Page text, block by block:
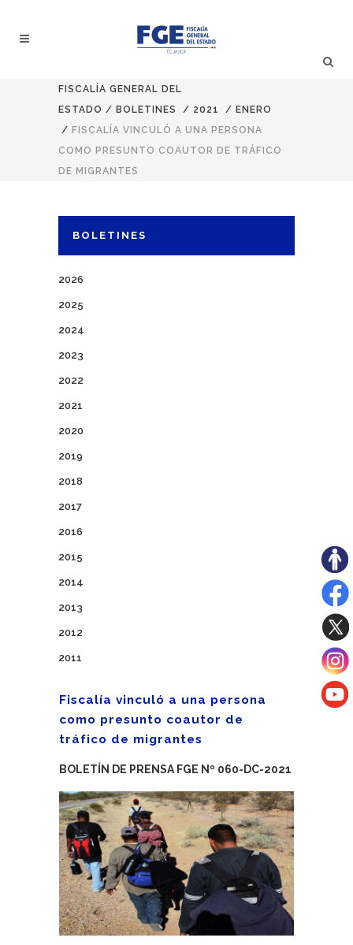
FISCALÍA GENERAL DEL
ESTADO / BOLETINES / 2021 / ENERO
/ FISCALÍA VINCULÓ A UNA PERSONA
COMO PRESUNTO COAUTOR DE TRÁFICO
DE MIGRANTES
BOLETINES
2026
2025
2024
2023
2022
2021
2020
2019
2018
2017
2016
2015
2014
2013
2012
2011
Fiscalía vinculó a una persona
como presunto coautor de
tráfico de migrantes
BOLETÍN DE PRENSA FGE Nº 060-DC-2021